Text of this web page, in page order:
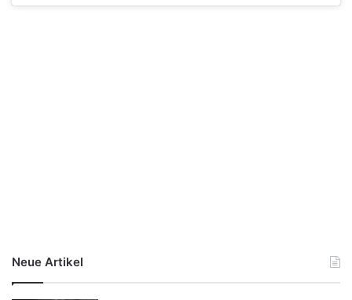
Neue Artikel